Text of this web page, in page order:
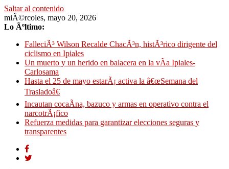
Saltar al contenido
miÃ©rcoles, mayo 20, 2026
Lo Ãºltimo:
FalleciÃ³ Wilson Recalde ChacÃ³n, histÃ³rico dirigente del
ciclismo en Ipiales
Un muerto y un herido en balacera en la vÃ­a Ipiales-
Carlosama
Hasta el 25 de mayo estarÃ¡ activa la â€œSemana del
Trasladoâ€
Incautan cocaÃ­na, bazuco y armas en operativo contra el
narcotrÃ¡fico
Refuerza medidas para garantizar elecciones seguras y
transparentes